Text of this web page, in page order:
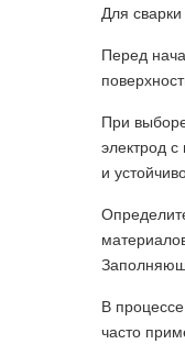
Для
Перед
При
электрод
и
В
часто